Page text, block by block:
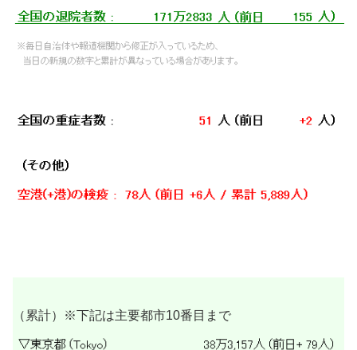
（累計）※下記は主要都市10番目まで